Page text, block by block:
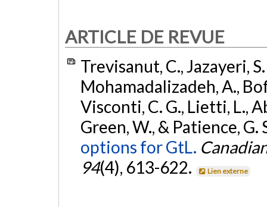
ARTICLE DE REVUE
Trevisanut, C., Jazayeri,
Mohamadalizadeh, A.,
Visconti, C. G., Lietti, L.,
Green, W., & Patience, G.
options for GtL.
94(4), 613-622. Lien externe